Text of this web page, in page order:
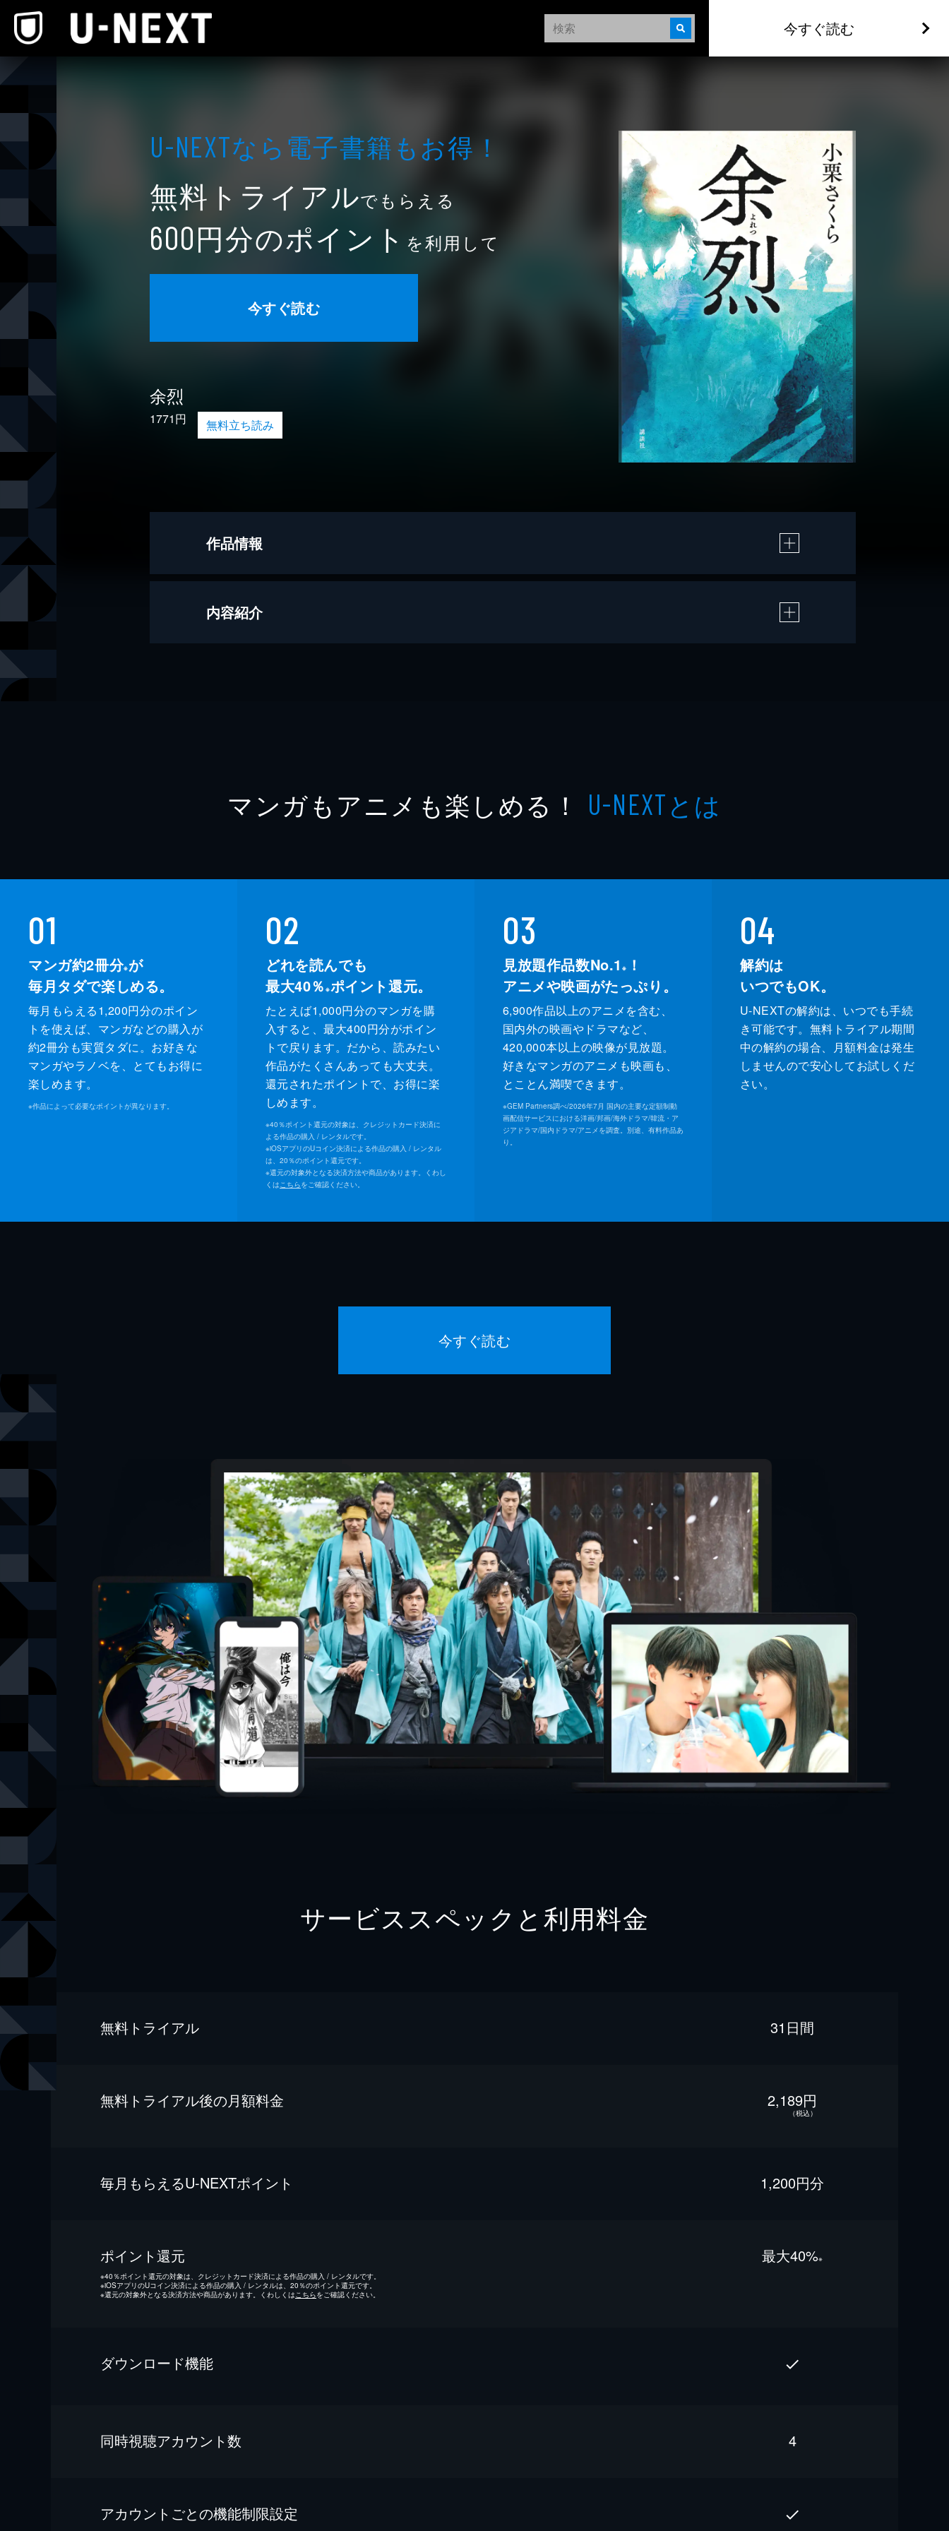
今すぐ読む
U-NEXTなら電⼦書籍もお得！
無料トライアルでもらえる
600円分のポイント を利用して
今すぐ読む
余烈
1771円 無料立ち読み
作品情報
著者
内容紹介
マンガもアニメも楽しめる！ U-NEXTとは
01
マンガ約2冊分※が
毎月タダで楽しめる。
毎月もらえる1,200円分のポイン
トを使えば、マンガなどの購入が
約2冊分も実質タダに。お好きな
マンガやラノベを、とてもお得に
楽しめます。
※作品によって必要なポイントが異なります。
02
どれを読んでも
最大40％ ※ポイント還元。
たとえば1,000円分のマンガを購
入すると、最大400円分がポイン
トで戻ります。だから、読みたい
作品がたくさんあっても大丈夫。
還元されたポイントで、お得に楽
しめます。
※40％ポイント還元の対象は、クレジットカード決済に
よる作品の購入 / レンタルです。
※iOSアプリのUコイン決済による作品の購入 / レンタル
は、20％のポイント還元です。
※還元の対象外となる決済方法や商品があります。くわし
くはこちらをご確認ください。
03
見放題作品数No.1 ※
！
アニメや映画がたっぷり。
6,900作品以上のアニメを含む、
国内外の映画やドラマなど、
420,000本以上の映像が見放題。
好きなマンガのアニメも映画も、
とことん満喫できます。
※GEM Partners調べ/2026年7⽉ 国内の主要な定額制動
画配信サービスにおける洋画/邦画/海外ドラマ/韓流・ア
ジアドラマ/国内ドラマ/アニメを調査。別途、有料作品あ
り。
04
解約は
いつでもOK。
U-NEXTの解約は、いつでも手続
き可能です。無料トライアル期間
中の解約の場合、月額料金は発生
しませんので安心してお試しくだ
さい。
今すぐ読む
サービススペックと利用料金
無料トライアル 31日間
無料トライアル後の⽉額料金 2,189円
（税込）
毎⽉もらえるU-NEXTポイント 1,200円分
ポイント還元 最⼤40%※
※40％ポイント還元の対象は、クレジットカード決済による作品の購入 / レンタルです。
※iOSアプリのUコイン決済による作品の購入 / レンタルは、20％のポイント還元です。
※還元の対象外となる決済方法や商品があります。くわしくはこちらをご確認ください。
ダウンロード機能
同時視聴アカウント数 4
アカウントごとの機能制限設定